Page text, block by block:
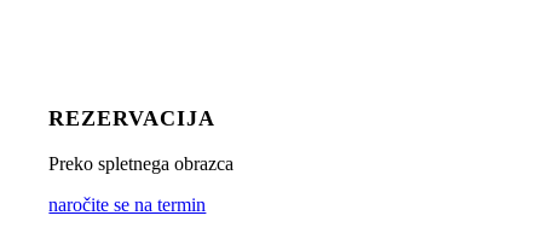
REZERVACIJA
Preko spletnega obrazca
naročite se na termin